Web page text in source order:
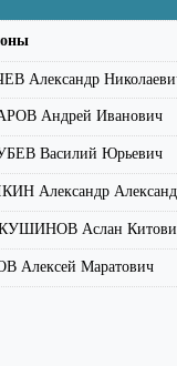
Александр
Андрей Иванович
Василий Юрьевич
Александр
Аслан
Алексей Маратович